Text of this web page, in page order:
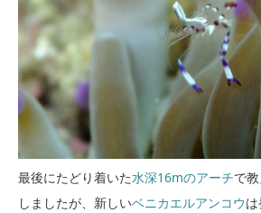
最後にたどり着いた水深16mのアーチで
しましたが、新しいベニカエルアンコウ